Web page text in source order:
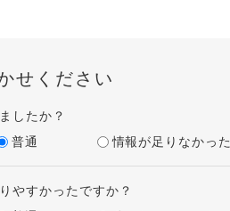
せください
したか？
普通 情報が足りなかった
やすかったですか？